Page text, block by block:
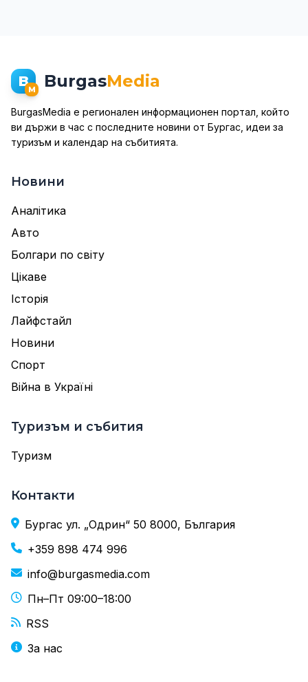
BM BurgasMedia
BurgasMedia е регионален информационен портал, който
ви държи в час с последните новини от Бургас, идеи за
туризъм и календар на събитията.
Новини
Аналітика
Авто
Болгари по світу
Цікаве
Історія
Лайфстайл
Новини
Спорт
Війна в Україні
Туризъм и събития
Туризм
Контакти
Бургас ул. „Одрин“ 50 8000, България
+359 898 474 996
info@burgasmedia.com
Пн–Пт 09:00–18:00
RSS
За нас